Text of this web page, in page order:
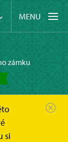
MENU
zámku
si